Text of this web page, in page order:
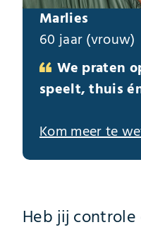
Marlies
60 jaar (vrouw)
We praten
speelt, thuis
Kom meer te
Heb jij